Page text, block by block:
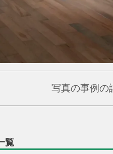
写真の事例の
覧